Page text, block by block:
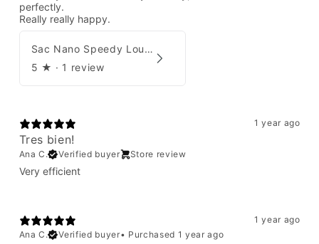
perfectly.
Really really happy.
Sac Nano Speedy Louis Vuitton X Yayoi Kusama
5 ★ · 1 review
1 year ago
Tres bien!
Ana C. Verified buyer Store review
Very efficient
1 year ago
Ana C.
Verified buyer• Purchased 1 year ago